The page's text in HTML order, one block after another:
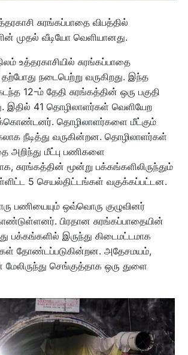
சுரங்கப்பாதை விபத்தில்
முதல் வீடியோ வெளியானது.
உத்தரகாசியில் சுரங்கப்பாதை
நடைபெற்று வருகிறது. இந்த
12-ம் தேதி சுரங்கத்தின் ஒரு பகுதி
இதில் 41 தொழிலாளர்கள் வெளியேற
தொழிலாளர்களை மீட்கும்
நீடித்து வருகின்றன. தொழிலாளர்கள்
அறிந்து மீட்பு பணிகளை
சுரங்கத்தின் மூன்று பக்கங்களிலிருந்தும்
5 செயல்திட்டங்கள் வகுக்கப்பட்டன.
பணியையும் ஒவ்வொரு குழுவினர்
பிரதான சுரங்கப்பாதையின்
பக்கங்களில் இருந்து கிடைமட்டமாக
தோண்டப்படுகின்றன. அதேசமயம்,
மேலிருந்து செங்குத்தாக ஒரு துளை